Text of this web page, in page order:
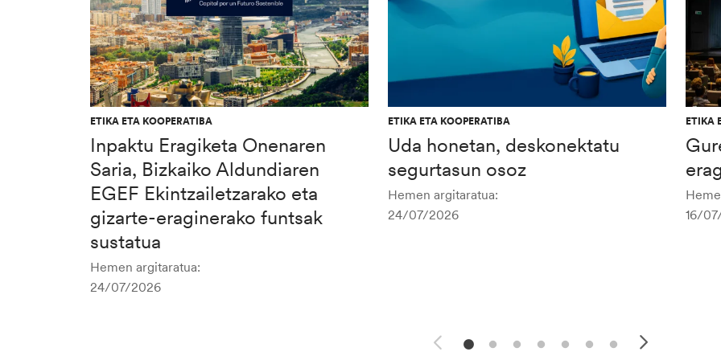
ETIKA ETA KOOPERATIBA
Inpaktu Eragiketa Onenaren
Saria, Bizkaiko Aldundiaren
EGEF Ekintzailetzarako eta
gizarte-eraginerako funtsak
sustatua
Hemen argitaratua:
24/07/2026
ETIKA ETA KOOPERATIBA
Uda honetan, deskonektatu
segurtasun osoz
Hemen argitaratua:
24/07/2026
ETIKA
16/